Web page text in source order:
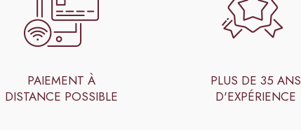
PAIEMENT À
DISTANCE POSSIBLE
PLUS DE 35 ANS
D'EXPÉRIENCE